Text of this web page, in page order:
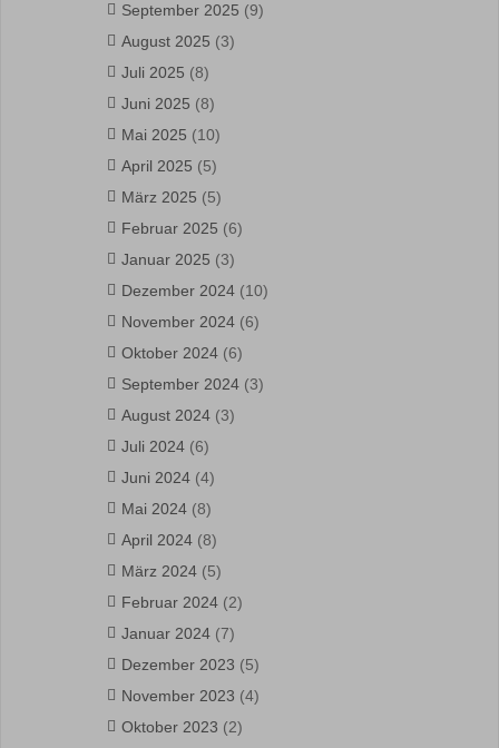
September 2025 (9)
August 2025 (3)
Juli 2025 (8)
Juni 2025 (8)
Mai 2025 (10)
April 2025 (5)
März 2025 (5)
Februar 2025 (6)
Januar 2025 (3)
Dezember 2024 (10)
November 2024 (6)
Oktober 2024 (6)
September 2024 (3)
August 2024 (3)
Juli 2024 (6)
Juni 2024 (4)
Mai 2024 (8)
April 2024 (8)
März 2024 (5)
Februar 2024 (2)
Januar 2024 (7)
Dezember 2023 (5)
November 2023 (4)
Oktober 2023 (2)